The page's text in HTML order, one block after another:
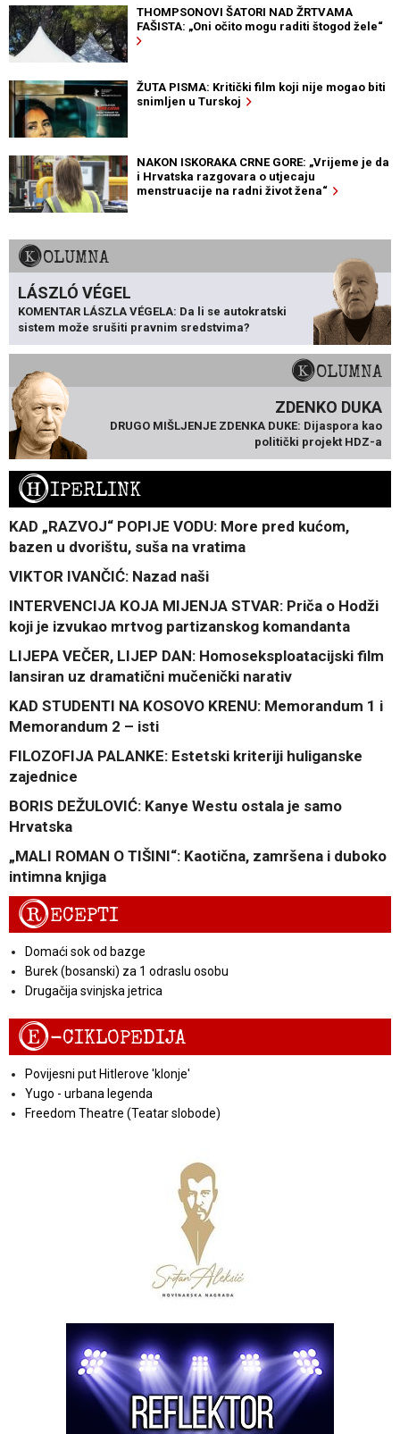
THOMPSONOVI ŠATORI NAD ŽRTVAMA
FAŠISTA: „Oni očito mogu raditi štogod žele“
ŽUTA PISMA: Kritički film koji nije mogao biti
snimljen u Turskoj
NAKON ISKORAKA CRNE GORE: „Vrijeme je da
i Hrvatska razgovara o utjecaju
menstruacije na radni život žena“
KOLUMNA
LÁSZLÓ VÉGEL
KOMENTAR LÁSZLA VÉGELA: Da li se autokratski
sistem može srušiti pravnim sredstvima?
KOLUMNA
ZDENKO DUKA
DRUGO MIŠLJENJE ZDENKA DUKE: Dijaspora kao
politički projekt HDZ-a
HIPERLINK
KAD „RAZVOJ“ POPIJE VODU: More pred kućom,
bazen u dvorištu, suša na vratima
VIKTOR IVANČIĆ: Nazad naši
INTERVENCIJA KOJA MIJENJA STVAR: Priča o Hodži
koji je izvukao mrtvog partizanskog komandanta
LIJEPA VEČER, LIJEP DAN: Homoseksploatacijski film
lansiran uz dramatični mučenički narativ
KAD STUDENTI NA KOSOVO KRENU: Memorandum 1 i
Memorandum 2 – isti
FILOZOFIJA PALANKE: Estetski kriteriji huliganske
zajednice
BORIS DEŽULOVIĆ: Kanye Westu ostala je samo
Hrvatska
„MALI ROMAN O TIŠINI“: Kaotična, zamršena i duboko
intimna knjiga
RECEPTI
Domaći sok od bazge
Burek (bosanski) za 1 odraslu osobu
Drugačija svinjska jetrica
E-CIKLOPEDIJA
Povijesni put Hitlerove 'klonje'
Yugo - urbana legenda
Freedom Theatre (Teatar slobode)